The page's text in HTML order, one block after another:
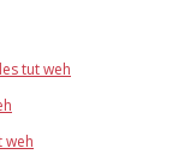
tut weh
weh